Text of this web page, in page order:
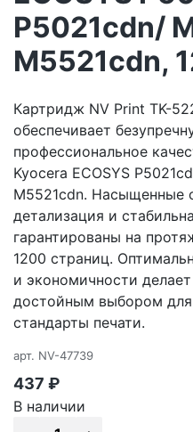
P5021cdn/
M5521cdn,
Картридж NV Print TK-
обеспечивает
профессиональное
Kyocera ECOSYS
M5521cdn. Насыщенные
детализация и
гарантированы на
1200 страниц.
и экономичности
достойным выбором
стандарты печати.
арт. NV-47739
437 ₽
В наличии